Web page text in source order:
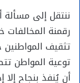
ننتقل إلى
رقمنة المخالفات
تثقيف المواطنين
توعية المواطن
أن يُنفذ بنجاح